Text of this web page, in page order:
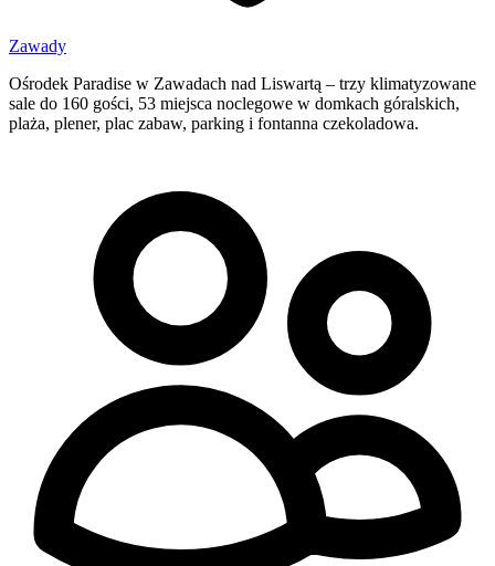
Zawady
Ośrodek Paradise w Zawadach nad Liswartą – trzy klimatyzowane
sale do 160 gości, 53 miejsca noclegowe w domkach góralskich,
plaża, plener, plac zabaw, parking i fontanna czekoladowa.